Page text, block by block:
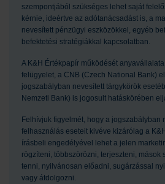
szempontjából szükséges lehet saját
kérnie, ideértve az adótanácsadást is, a
nevesített pénzügyi eszközökkel, egyéb
befektetési stratégiákkal kapcsolatban.
A K&H Értékpapír működését
felügyelet, a CNB (Czech National Bank)
jogszabályban nevesített tárgykörök
Nemzeti Bank) is jogosult hatáskörében
Felhívjuk figyelmét, hogy a jogszabályban
felhasználás eseteit kivéve kizárólag a
írásbeli engedélyével lehet a jelen
rögzíteni, többszörözni, terjeszteni, mások
tenni, nyilvánosan előadni, sugárzással
vagy átdolgozni.